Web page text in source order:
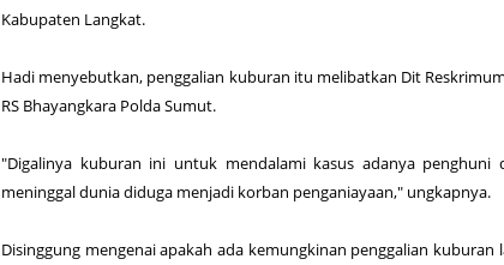
Kabupaten Langkat.
Hadi menyebutkan, penggalian kuburan itu melibatkan Dit
RS Bhayangkara Polda Sumut.
"Digalinya kuburan ini untuk mendalami kasus adanya penghuni
meninggal dunia diduga menjadi korban penganiayaan," ungkapnya.
Disinggung mengenai apakah ada kemungkinan penggalian